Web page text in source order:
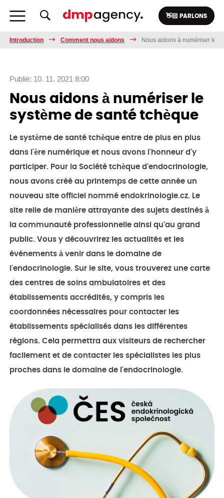
👋🏻 PARLONS
Introduction Comment nous aidons Nous aidons à numériser le
Publié: 10. 11. 2021 8:00
Nous aidons à numériser le
système de santé tchèque
Le système de santé tchèque entre de plus en plus
dans l'ère numérique et nous avons l'honneur d'y
participer. Pour la Société tchèque d'endocrinologie,
nous avons créé au printemps de cette année un
nouveau site officiel nommé endokrinologie.cz. Le
site relie de manière attrayante des sujets destinés à
la communauté professionnelle ainsi qu'au grand
public. Vous y découvrirez les actualités et les
événements à venir dans le domaine de
l'endocrinologie. Sur le site, vous trouverez une carte
des centres de soins ambulatoires et des
établissements accrédités, y compris les
coordonnées nécessaires pour contacter les
établissements spécialisés dans les différentes
régions. Cela permettra aux visiteurs de rechercher
facilement et de contacter les spécialistes les plus
proches dans le domaine de l'endocrinologie.